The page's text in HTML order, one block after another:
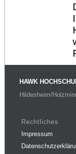
HAWK
Hildesheim/
Rechtliches
Impressum